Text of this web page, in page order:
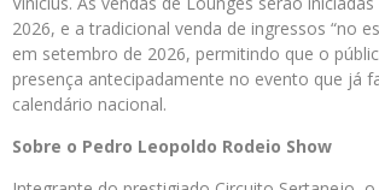
2026, e a tradicional venda de ingressos “no
em setembro de 2026, permitindo que o
presença antecipadamente no evento que já
calendário nacional.
Sobre o Pedro Leopoldo Rodeio Show